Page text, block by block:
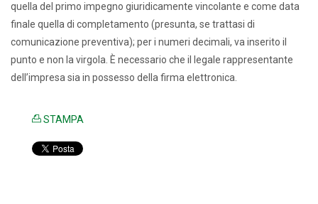
quella del primo impegno giuridicamente vincolante e come data
finale quella di completamento (presunta, se trattasi di
comunicazione preventiva); per i numeri decimali, va inserito il
punto e non la virgola. È necessario che il legale rappresentante
dell’impresa sia in possesso della firma elettronica.
STAMPA